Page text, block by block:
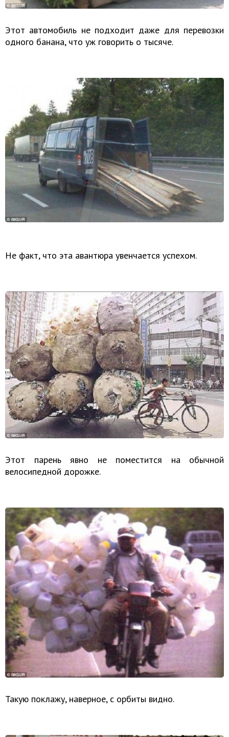
Этот автомобиль не подходит даже для перевозки
одного банана, что уж говорить о тысяче.
Не факт, что эта авантюра увенчается успехом.
Этот парень явно не поместится на обычной
велосипедной дорожке.
Такую поклажу, наверное, с орбиты видно.